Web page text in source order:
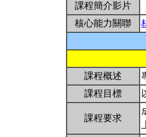
課程簡介影片
核心能力關聯
課程概述
課程目標
課程要求